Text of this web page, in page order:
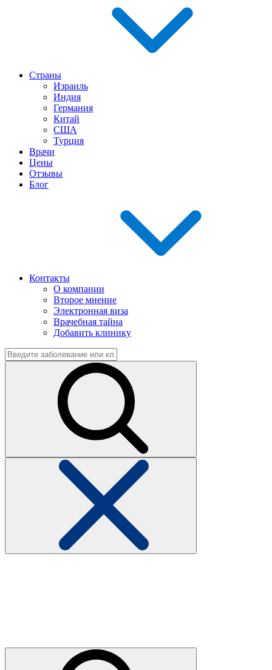
Страны
Израиль
Индия
Германия
Китай
США
Турция
Врачи
Цены
Отзывы
Блог
Контакты
О компании
Второе мнение
Электронная виза
Врачебная тайна
Добавить клинику